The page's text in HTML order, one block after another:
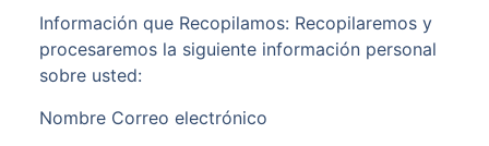
Información que Recopilamos: Recopilaremos y
procesaremos la siguiente información personal
sobre usted:
Nombre Correo electrónico